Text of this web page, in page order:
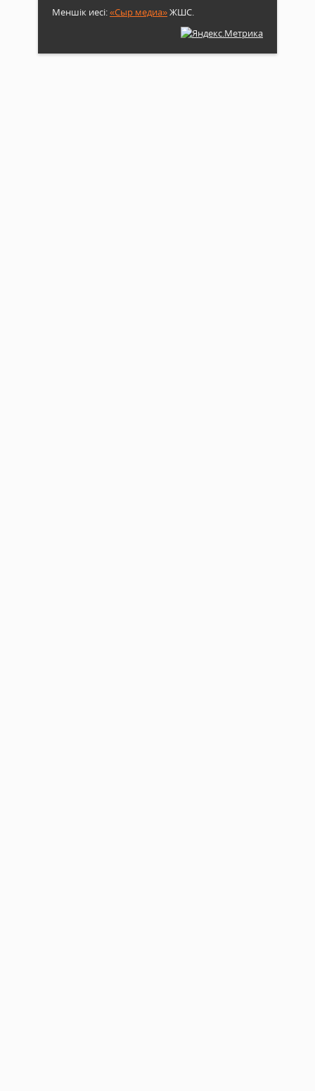
Меншік иесі:«Сыр медиа»ЖШС.